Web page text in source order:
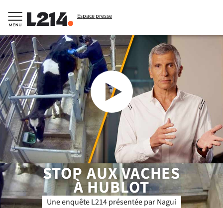
Espace presse
STOPAUX VACHES
À HUBLOT
Une enquête L214 présentée par Nagui